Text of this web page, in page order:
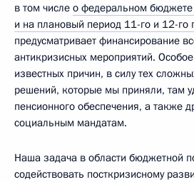
в том числе о федеральном
и на плановый период 11-го и 12-го
предусматривает финансирование
антикризисных мероприятий.
известных причин, в силу тех
решений, которые мы приняли, там
пенсионного обеспечения, а также
социальным мандатам.
Наша задача в области бюджетной
содействовать посткризисному